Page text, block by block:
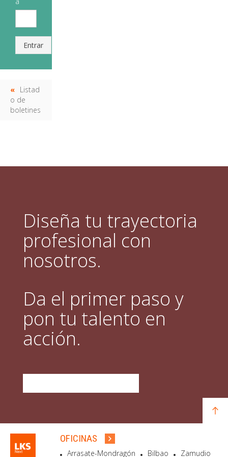
Entrar
Listad
o de
boletines
Diseña tu trayectoria
profesional con
nosotros.
Da el primer paso y
pon tu talento en
acción.
OFICINAS
Arrasate-Mondragón Bilbao Zamudio